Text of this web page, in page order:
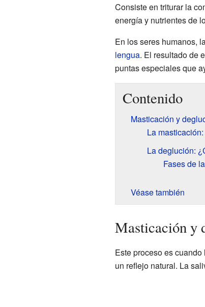
Consiste en triturar la
energía y nutrientes de
En los seres humanos,
lengua. El resultado de
puntas especiales que
Contenido
Masticación y
La
La deglución:
Fases de
Véase también
Masticación y
Este proceso es
un reflejo natural. La